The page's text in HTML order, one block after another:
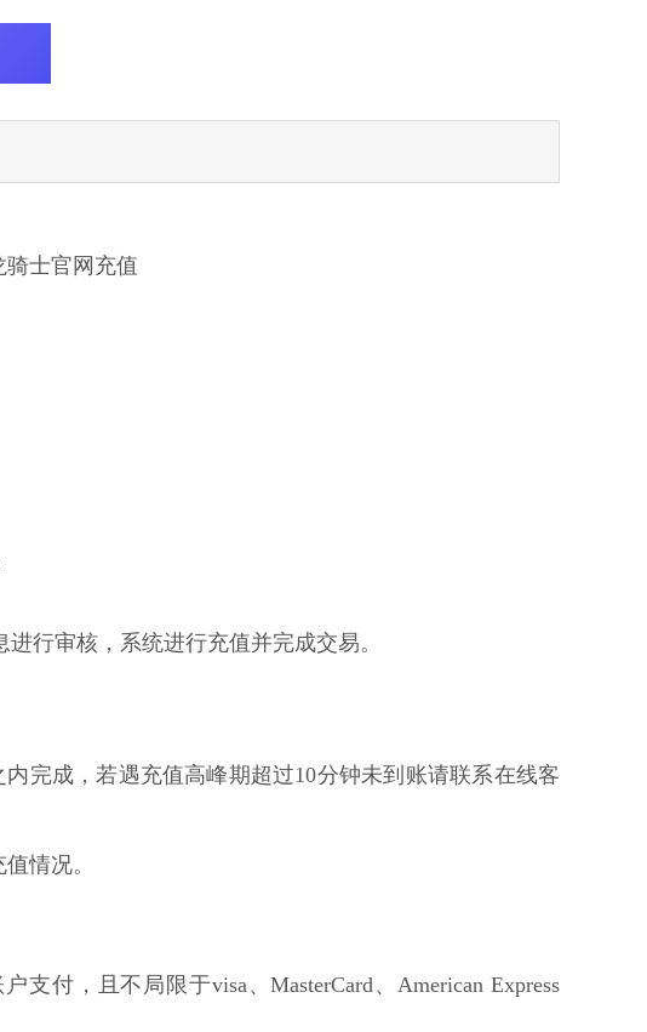
骑士官网充值
行审核，系统进行充值并完成交易。
完成，若遇充值高峰期超过10分钟未到账请联系在线客
情况。
支付，且不局限于visa、MasterCard、American Express